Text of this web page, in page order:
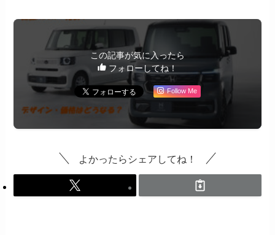
この記事が気に入ったら
フォローしてね！
Follow Me
よかったらシェアしてね！